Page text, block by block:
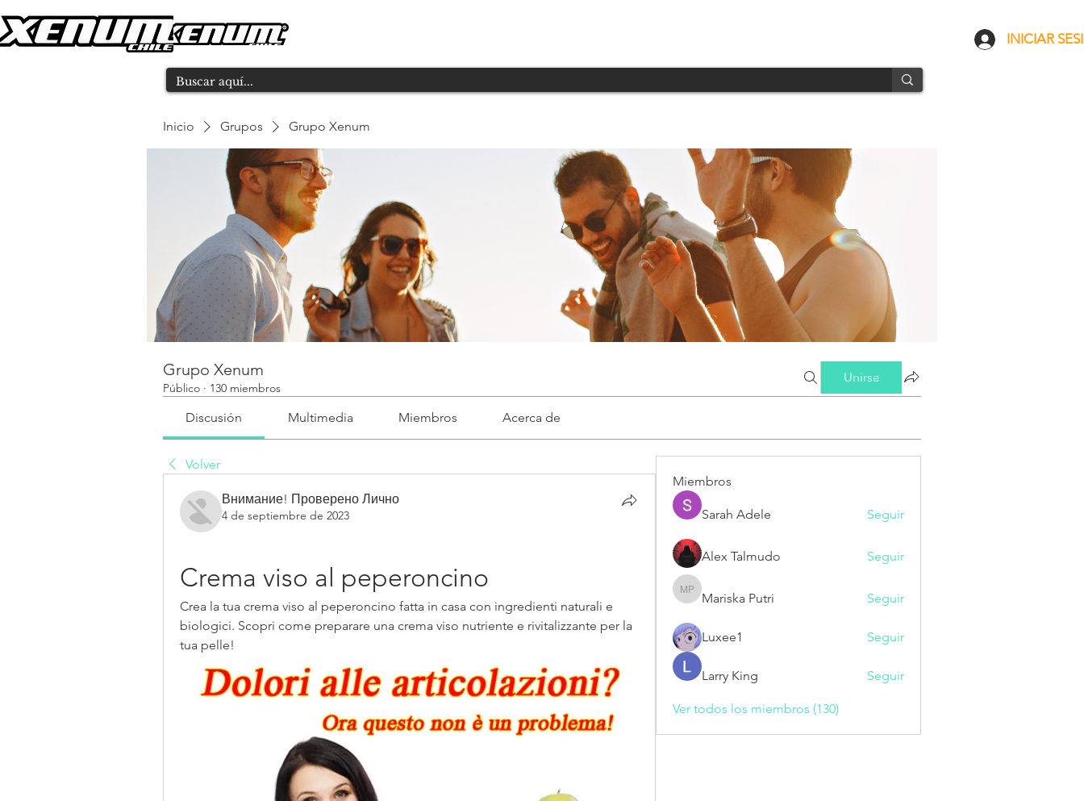
Inicio Grupos Grupo Xenum
Grupo Xenum
Público · 130 miembros
Unirse
Discusión Multimedia Miembros Acerca de
Volver
Внимание! Проверено Лично
4 de septiembre de 2023
Crema viso al peperoncino
Crea la tua crema viso al peperoncino fatta in casa con ingredienti naturali e
biologici. Scopri come preparare una crema viso nutriente e rivitalizzante per la
tua pelle!
Miembros
Sarah Adele Seguir
Alex Talmudo Seguir
Mariska Putri
Mariska Putri Seguir
Luxee1 Seguir
Larry King Seguir
Ver todos los miembros (130)
INICIAR